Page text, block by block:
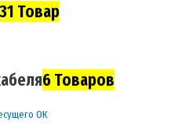
31 Товар
6 Товаров